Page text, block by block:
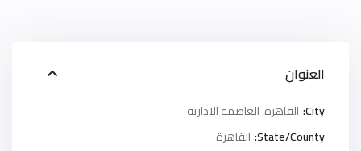
العنوان
City: القاهرة,العاصمة الادارية
State/County: القاهرة